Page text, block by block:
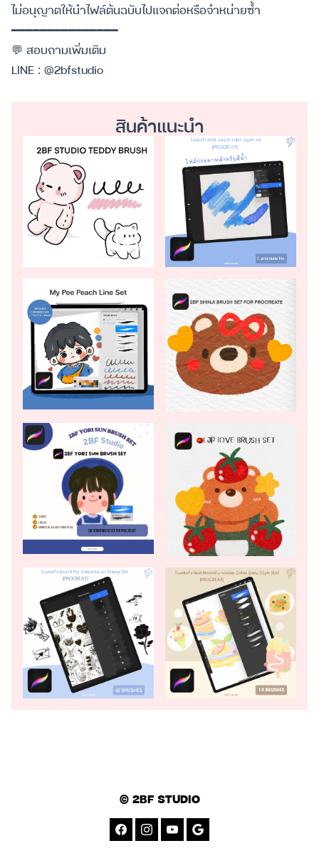
ไม่อนุญาตให้นำไฟล์ต้นฉบับไปแจกต่อหรือจำหน่ายซ้ำ
━━━━━━━━━━━━━━━
💬 สอบถามเพิ่มเติม
LINE : @2bfstudio
สินค้าแนะนำ
© 2BF STUDIO